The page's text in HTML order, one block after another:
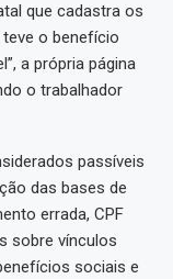
que cadastra os
o benefício
a própria página
o trabalhador
passíveis
das bases de
errada, CPF
sobre vínculos
sociais e